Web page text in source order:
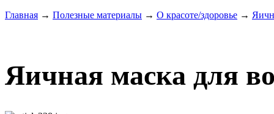
Главная → Полезные материалы → О красоте/здоровье →
Яичная маска для